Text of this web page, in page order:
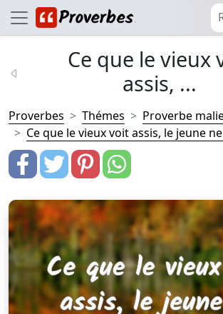
Ce que le vieux
assis, ...
Proverbes Thémes
Proverbe
Ce que le vieux voit assis, le jeune